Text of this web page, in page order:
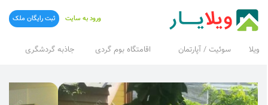
ویلا سوئیت / آپارتمان اقامتگاه بوم گردی جاذبه گردشگری
ورود به سایت ثبت رایگان ملک